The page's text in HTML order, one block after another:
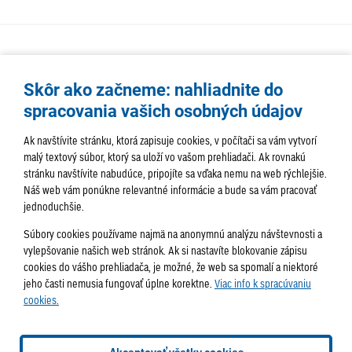
AKTUALITY TÉMA SAMOSPRÁVA
SERVIS
HISTÓRIA PODUJATIA
info@lamac.sk
Dispečing: dispecing@lamac.sk Doručovanie
Skôr ako začneme: nahliadnite do
spracovania vašich osobných údajov
Ak navštívite stránku, ktorá zapisuje cookies, v počítači sa vám vytvorí
malý textový súbor, ktorý sa uloží vo vašom prehliadači. Ak rovnakú
stránku navštívite nabudúce, pripojíte sa vďaka nemu na web rýchlejšie.
Náš web vám ponúkne relevantné informácie a bude sa vám pracovať
jednoduchšie.
Súbory cookies používame najmä na anonymnú analýzu návštevnosti a
vylepšovanie našich web stránok. Ak si nastavíte blokovanie zápisu
cookies do vášho prehliadača, je možné, že web sa spomalí a niektoré
jeho časti nemusia fungovať úplne korektne. Viac info k spracúvaniu
cookies.